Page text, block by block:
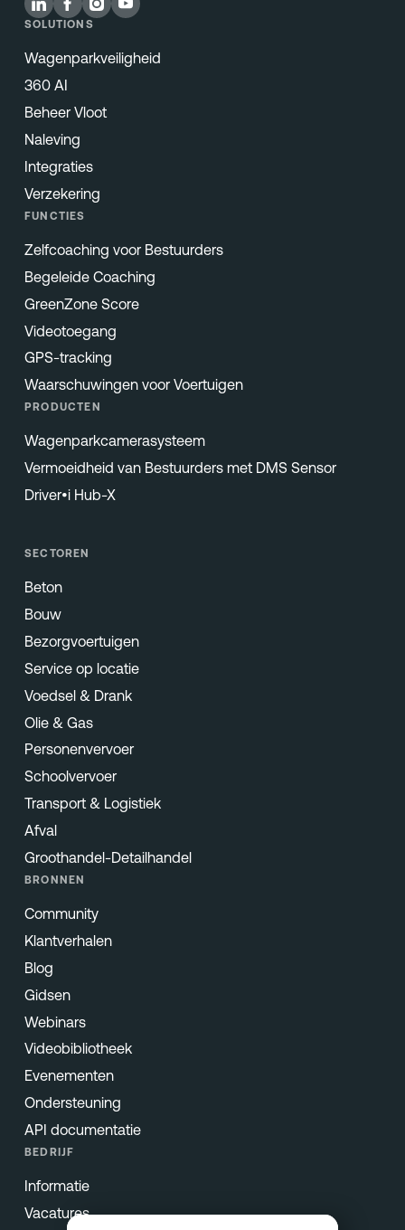
SOLUTIONS
Wagenparkveiligheid
360 AI
Beheer Vloot
Naleving
Integraties
Verzekering
FUNCTIES
Zelfcoaching voor Bestuurders
Begeleide Coaching
GreenZone Score
Videotoegang
GPS-tracking
Waarschuwingen voor Voertuigen
PRODUCTEN
Wagenparkcamerasysteem
Vermoeidheid van Bestuurders met DMS Sensor
Driver•i Hub-X
SECTOREN
Beton
Bouw
Bezorgvoertuigen
Service op locatie
Voedsel & Drank
Olie & Gas
Personenvervoer
Schoolvervoer
Transport & Logistiek
Afval
Groothandel-Detailhandel
BRONNEN
Community
Klantverhalen
Blog
Gidsen
Webinars
Videobibliotheek
Evenementen
Ondersteuning
API documentatie
BEDRIJF
Informatie
Vacatures